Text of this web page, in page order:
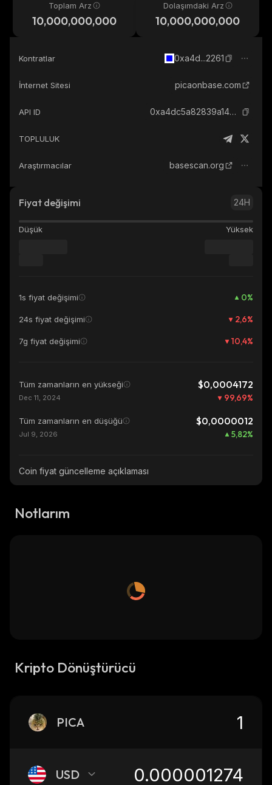
Toplam Arz
10,000,000,000
Dolaşımdaki Arz
10,000,000,000
Kontratlar 0xa4d...2261
İnternet Sitesi picaonbase.com
API ID 0xa4dc5a82839a148ff172b5b8ba9d52e681fd2261_base
TOPLULUK
Araştırmacılar basescan.org
Fiyat değişimi 24H
Düşük Yüksek
1s fiyat değişimi 0%
24s fiyat değişimi 2,6%
7g fiyat değişimi 10,4%
Tüm zamanların en yükseği $0,0004172
Dec 11, 2024 99,69%
Tüm zamanların en düşüğü $0,0000012
Jul 9, 2026 5,82%
Coin fiyat güncelleme açıklaması
Notlarım
Kripto Dönüştürücü
PICA
USD